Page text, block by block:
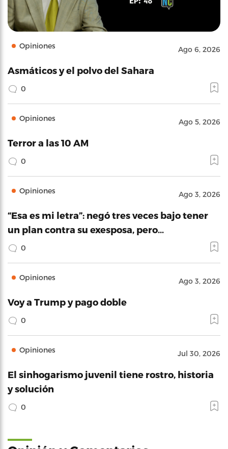
Opiniones Ago 6, 2026
Asmáticos y el polvo del Sahara
0
Opiniones Ago 5, 2026
Terror a las 10 AM
0
Opiniones Ago 3, 2026
“Esa es mi letra”: negó tres veces bajo tener
un plan contra su exesposa, pero…
0
Opiniones Ago 3, 2026
Voy a Trump y pago doble
0
Opiniones Jul 30, 2026
El sinhogarismo juvenil tiene rostro, historia
y solución
0